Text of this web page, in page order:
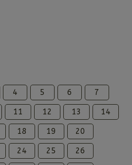
4 5 6 7
11 12 13 14
18 19 20
24 25 26